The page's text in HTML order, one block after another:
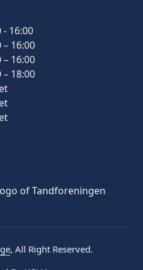
- 16:00
– 16:00
– 16:00
– 18:00
, All Right Reserved.